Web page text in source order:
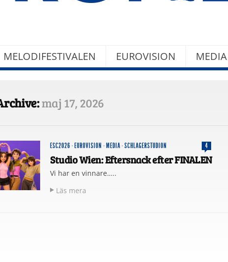
MELODIFESTIVALEN EUROVISION MEDIA
maj 17, 2026
ESC2026 · EUROVISION · MEDIA ·SCHLAGERSTUDION 4
Studio Wien: Eftersnack efter FINALEN
Vi har en vinnare…..
Läs mera